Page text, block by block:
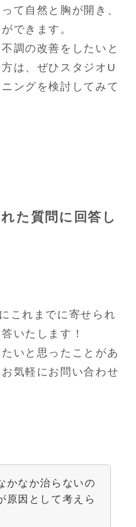
て自然と胸が開き、
できます。
調の改善をしたいと
は、ぜひスタジオU
ングを検討してみて
た質問に回答し
これまでに寄せられ
いたします！
いと思ったことがあ
気軽にお問い合わせ
かなか治らないの
原因として考えら